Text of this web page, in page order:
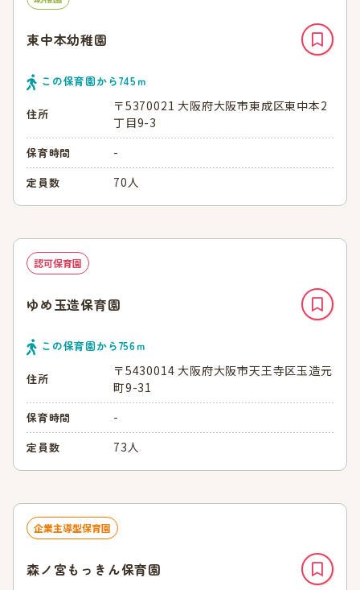
東中本幼稚園
この保育園から745ｍ
住所
〒5370021 大阪府大阪市東成区東中本2
丁目9-3
保育時間 -
定員数 70人
認可保育園
ゆめ玉造保育園
この保育園から756ｍ
住所
〒5430014 大阪府大阪市天王寺区玉造元
町9-31
保育時間 -
定員数 73人
企業主導型保育園
森ノ宮もっきん保育園